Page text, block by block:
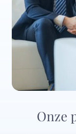
Onze